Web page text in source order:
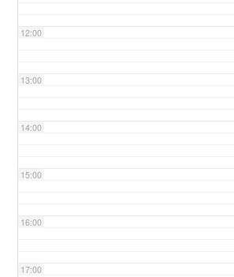
12:00
13:00
14:00
15:00
16:00
17:00